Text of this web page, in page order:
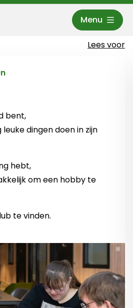
Menu
Lees voor
bent,
dingen doen in zijn
hebt,
om een hobby te
te vinden.